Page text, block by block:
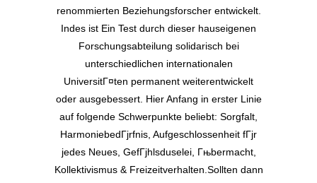
renommierten Beziehungsforscher entwickelt.
Indes ist Ein Test durch dieser hauseigenen
Forschungsabteilung solidarisch bei
unterschiedlichen internationalen
UniversitГ¤ten permanent weiterentwickelt
oder ausgebessert. Hier Anfang in erster Linie
auf folgende Schwerpunkte beliebt: Sorgfalt,
HarmoniebedГјrfnis, Aufgeschlossenheit fГјr
jedes Neues, GefГјhlsduselei, Гњbermacht,
Kollektivismus & Freizeitverhalten.Sollten dann